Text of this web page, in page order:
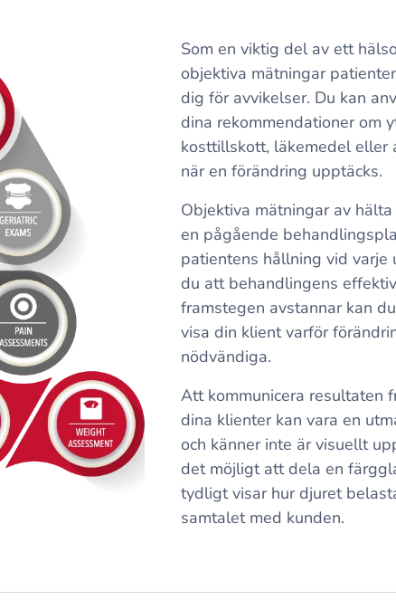
Som en viktig del av ett
objektiva mätningar
dig för avvikelser. Du kan
dina rekommendationer om
kosttillskott, läkemedel eller
när en förändring upptäcks.
Objektiva mätningar av
en pågående
patientens hållning vid
du att behandlingens
framstegen avstannar kan
visa din klient varför
nödvändiga.
Att kommunicera resultaten
dina klienter kan vara en
och känner inte är visuellt
det möjligt att dela en
tydligt visar hur djuret
samtalet med kunden.